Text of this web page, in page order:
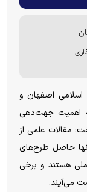
اسلامی اصفهان و
اهمیت جهت‌دهی
مقالات علمی از
حاصل طرح‌های
هستند و برخی
می‌آیند.